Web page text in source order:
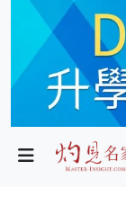
政局